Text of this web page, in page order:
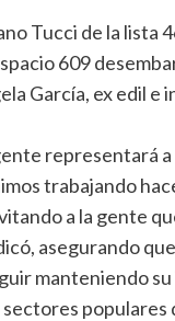
Tucci de la lista
609
García, ex edil
representará
trabajando
a la gente
asegurando
manteniendo
sectores